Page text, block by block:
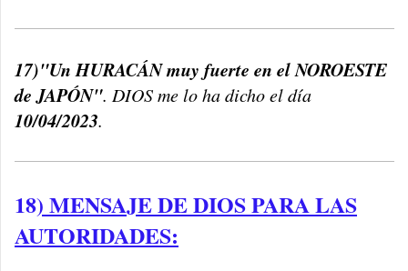
17)"Un HURACÁN muy fuerte en el NOROESTE
de JAPÓN". DIOS me lo ha dicho el día
10/04/2023.
18) MENSAJE DE DIOS PARA LAS
AUTORIDADES: